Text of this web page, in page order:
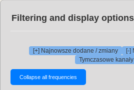
Filtering and display options
[+] Najnowsze dodane / zmiany
[-]
Tymczasowe kanały